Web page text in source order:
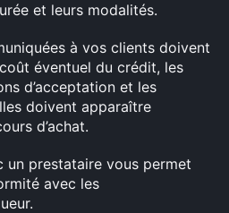
et leurs modalités.
à vos clients doivent
éventuel du crédit, les
d’acceptation et les
doivent apparaître
d’achat.
un prestataire vous permet
avec les